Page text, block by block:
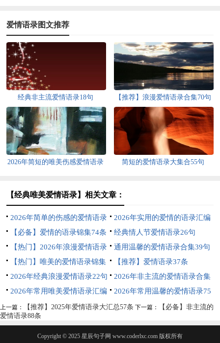
爱情语录图文推荐
经典非主流爱情语录18句 【推荐】浪漫爱情语录合集70句
2026年简短的唯美伤感爱情语录
简短的爱情语录大集合55句
【经典唯美爱情语录】相关文章：
2026年简单的伤感的爱情语录
合集70条
2026年实用的爱情的语录汇编
55条
【必备】爱情的语录锦集74条
经典情人节爱情语录26句
【热门】2026年浪漫爱情语录
锦集64条
通用温馨的爱情语录合集39句
【热门】唯美的爱情语录锦集
80条
【推荐】爱情语录37条
2026年经典浪漫爱情语录22句
2026年非主流的爱情语录合集
38句
2026年常用唯美爱情语录汇编
45句
2026年常用温馨的爱情语录75
条
上一篇： 【推荐】2025年爱情语录大汇总57条 下一篇：
【必备】非主流的
爱情语录88条
Copyright © 2025 星辰句子网 www.coderlxc.com 版权所有